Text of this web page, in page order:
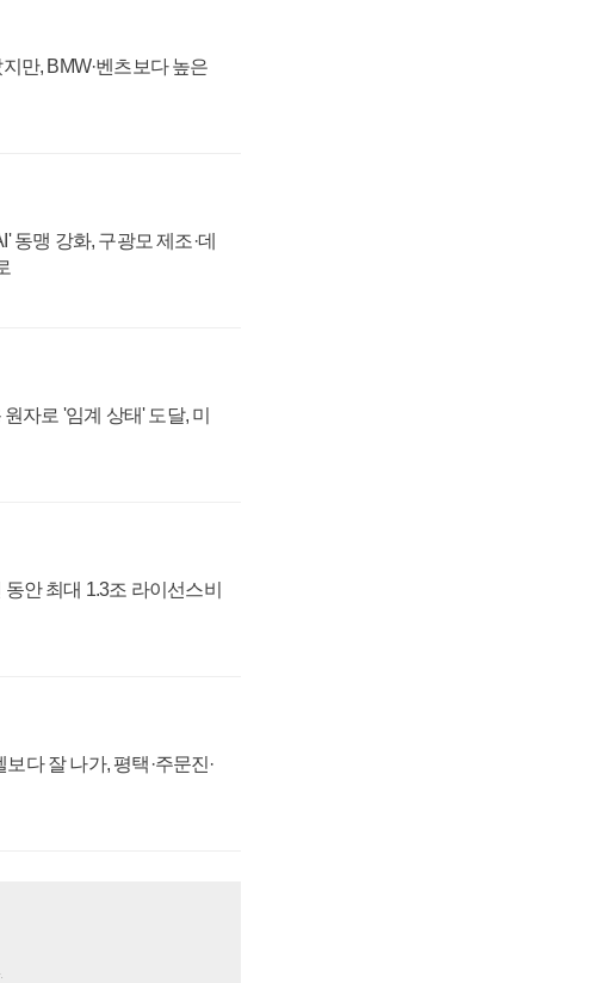
만, BMW·벤츠보다 높은
동맹 강화, 구광모 제조·데
자로 '임계 상태' 도달, 미
안 최대 1.3조 라이선스비
다 잘 나가, 평택·주문진·